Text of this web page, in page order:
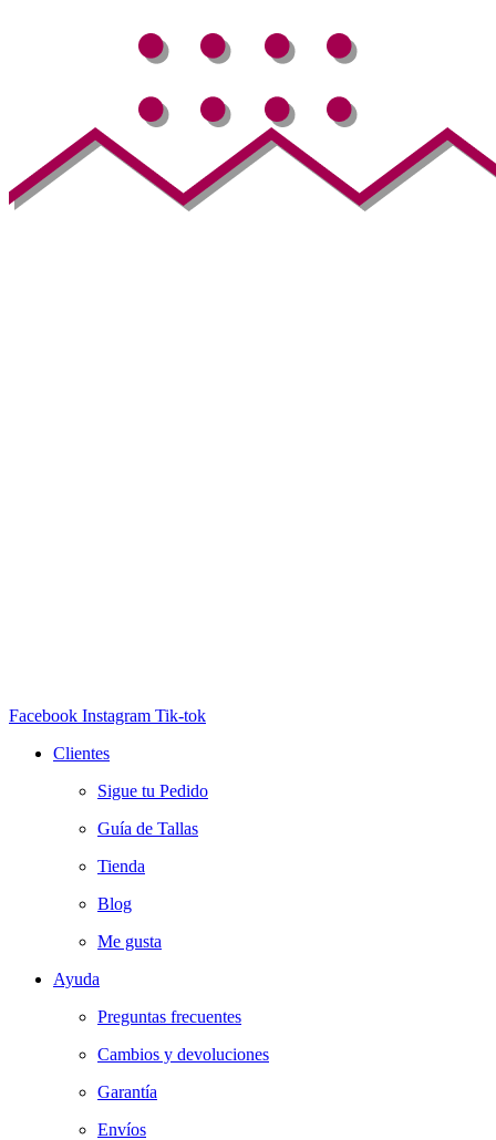
Facebook Instagram Tik-tok
Clientes
Sigue tu Pedido
Guía de Tallas
Tienda
Blog
Me gusta
Ayuda
Preguntas frecuentes
Cambios y devoluciones
Garantía
Envíos